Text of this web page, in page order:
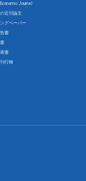
Journal
近刊論文
グペーパー
書
書
行物